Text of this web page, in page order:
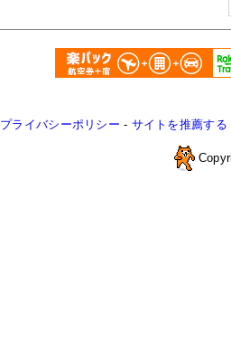
プライバシーポリシー - サイトを推薦する